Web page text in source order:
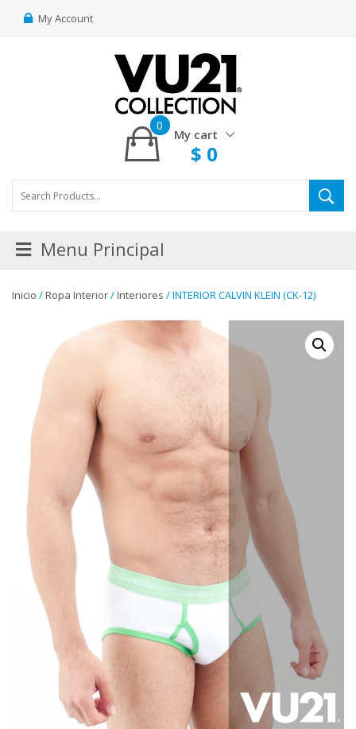
My Account
My cart
0
$ 0
Menu Principal
Inicio /Ropa Interior/Interiores / INTERIOR CALVIN KLEIN (CK-12)